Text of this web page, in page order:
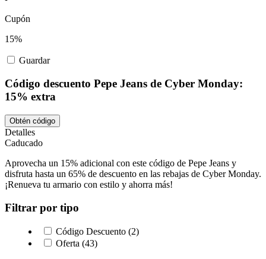
Cupón
15%
Guardar
Código descuento Pepe Jeans de Cyber Monday:
15% extra
Obtén código
Detalles
Caducado
Aprovecha un 15% adicional con este código de Pepe Jeans y
disfruta hasta un 65% de descuento en las rebajas de Cyber Monday.
¡Renueva tu armario con estilo y ahorra más!
Filtrar por tipo
Código Descuento (2)
Oferta (43)